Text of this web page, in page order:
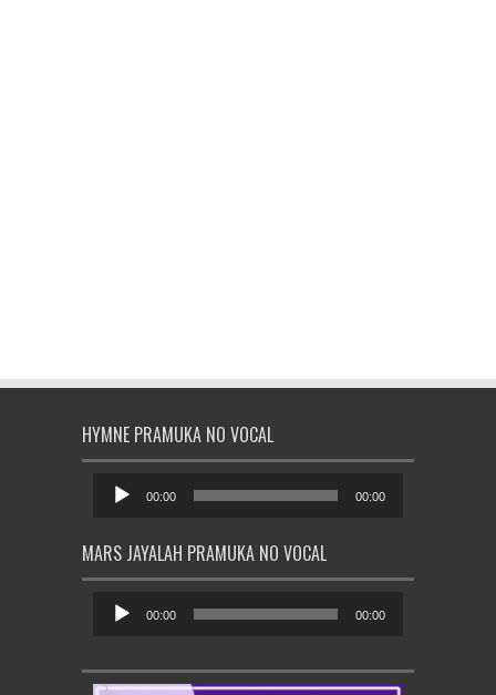
HYMNE PRAMUKA NO VOCAL
Audio
00:00 00:00
MARS JAYALAH PRAMUKA NO VOCAL
Audio
00:00 00:00